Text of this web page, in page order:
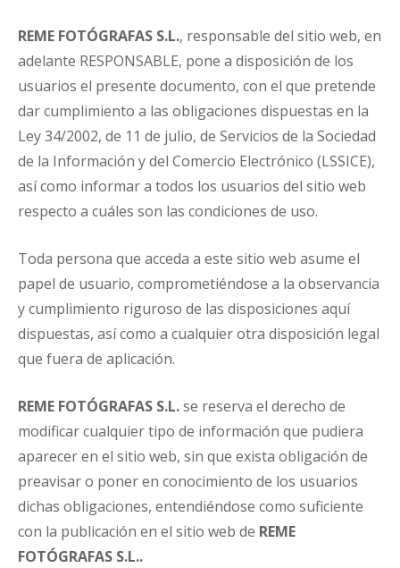
REME FOTÓGRAFAS S.L., responsable del sitio web, en
adelante RESPONSABLE, pone a disposición de los
usuarios el presente documento, con el que pretende
dar cumplimiento a las obligaciones dispuestas en la
Ley 34/2002, de 11 de julio, de Servicios de la Sociedad
de la Información y del Comercio Electrónico (LSSICE),
así como informar a todos los usuarios del sitio web
respecto a cuáles son las condiciones de uso.
Toda persona que acceda a este sitio web asume el
papel de usuario, comprometiéndose a la observancia
y cumplimiento riguroso de las disposiciones aquí
dispuestas, así como a cualquier otra disposición legal
que fuera de aplicación.
REME FOTÓGRAFAS S.L.se reserva el derecho de
modificar cualquier tipo de información que pudiera
aparecer en el sitio web, sin que exista obligación de
preavisar o poner en conocimiento de los usuarios
dichas obligaciones, entendiéndose como suficiente
con la publicación en el sitio web de REME
FOTÓGRAFAS S.L..